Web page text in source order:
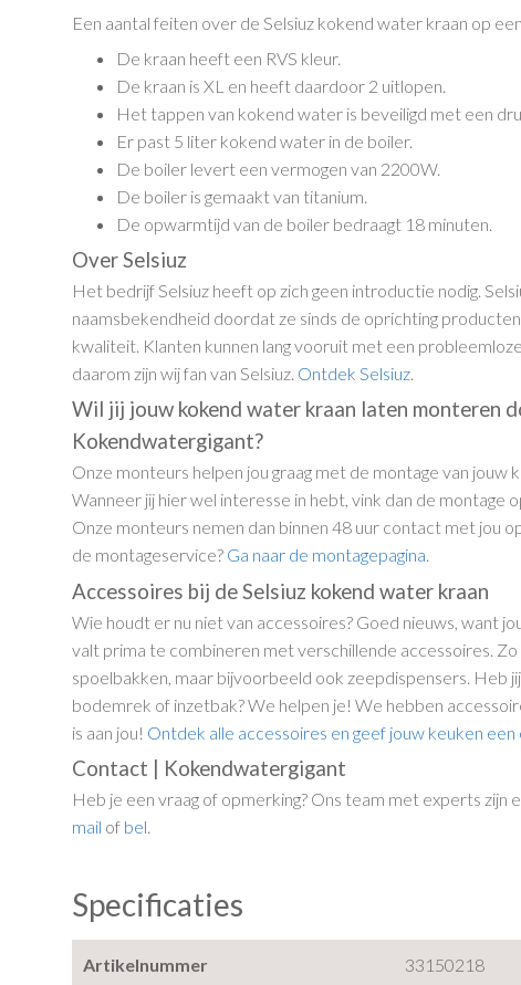
Een aantal feiten over de Selsiuz kokend water kraan op
De kraan heeft een RVS kleur.
De kraan is XL en heeft daardoor 2 uitlopen.
Het tappen van kokend water is beveiligd met een
Er past 5 liter kokend water in de boiler.
De boiler levert een vermogen van 2200W.
De boiler is gemaakt van titanium.
De opwarmtijd van de boiler bedraagt 18 minuten.
Over Selsiuz
Het bedrijf Selsiuz heeft op zich geen introductie nodig.
naamsbekendheid doordat ze sinds de oprichting
kwaliteit. Klanten kunnen lang vooruit met een
daarom zijn wij fan van Selsiuz. Ontdek Selsiuz.
Wil jij jouw kokend water kraan laten monteren
Kokendwatergigant?
Onze monteurs helpen jou graag met de montage van jouw
Wanneer jij hier wel interesse in hebt, vink dan de montage
Onze monteurs nemen dan binnen 48 uur contact met jou
de montageservice? Ga naar de montagepagina.
Accessoires bij de Selsiuz kokend water kraan
Wie houdt er nu niet van accessoires? Goed nieuws, want
valt prima te combineren met verschillende accessoires.
spoelbakken, maar bijvoorbeeld ook zeepdispensers. Heb
bodemrek of inzetbak? We helpen je! We hebben
is aan jou! Ontdek alle accessoires en geef jouw keuken
Contact | Kokendwatergigant
Heb je een vraag of opmerking? Ons team met experts zijn
mail of bel.
Specificaties
Artikelnummer 33150218